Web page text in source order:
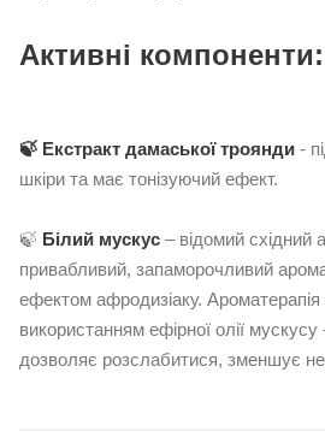
Активні компоненти:
🍃 Екстракт дамаської троянди -
шкіри та має тонізуючий ефект.
🍃 Білий мускус – відомий східний
привабливий, запаморочливий
ефектом афродизіаку. Ароматерапія
використанням ефірної олії мускусу
дозволяє розслабитися, зменшує